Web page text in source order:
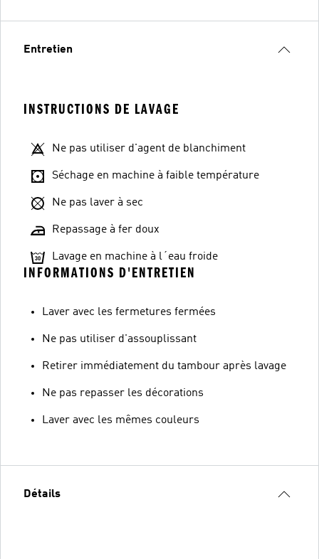
Entretien
INSTRUCTIONS DE LAVAGE
Ne pas utiliser d'agent de blanchiment
Séchage en machine à faible température
Ne pas laver à sec
Repassage à fer doux
Lavage en machine à l´eau froide
INFORMATIONS D'ENTRETIEN
Laver avec les fermetures fermées
Ne pas utiliser d'assouplissant
Retirer immédiatement du tambour après lavage
Ne pas repasser les décorations
Laver avec les mêmes couleurs
Détails